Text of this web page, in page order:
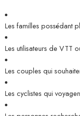
Les familles possédant
Les utilisateurs de VTT
Les couples qui
Les cyclistes qui